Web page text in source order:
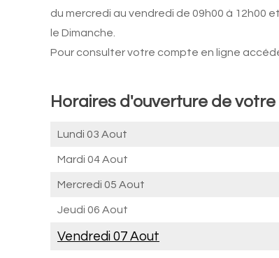
du mercredi au vendredi de 09h00 à 12h00
le Dimanche.
Pour consulter votre compte en ligne
Horaires d'ouverture de
Lundi 03 Aout
Mardi 04 Aout
Mercredi 05 Aout
Jeudi 06 Aout
Vendredi 07 Aout